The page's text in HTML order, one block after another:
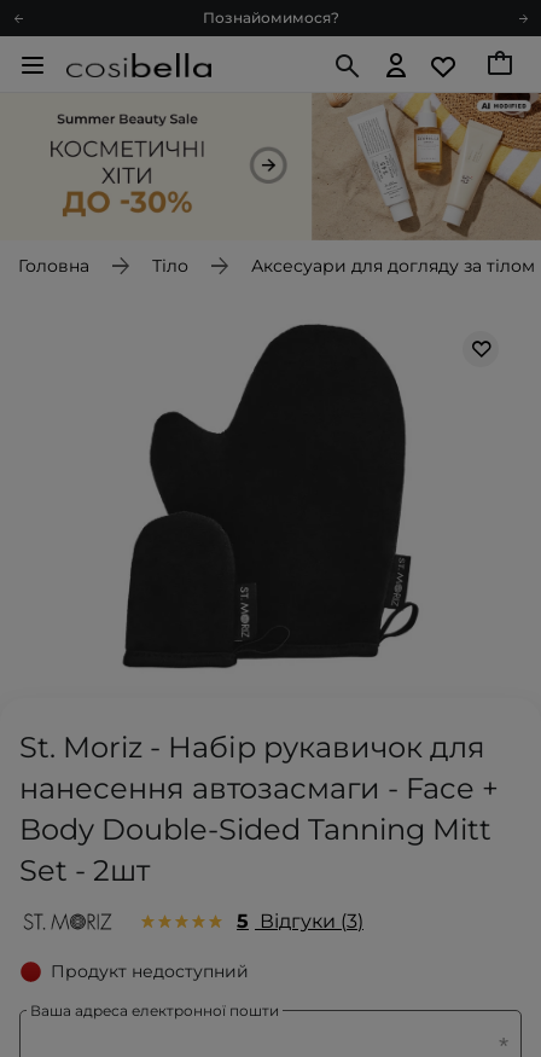
Познайомимося?
Доставка з любов'ю
Рекомендуй нас і отримуй ще більше балів
Запитай косметолога
Доставка з любов'ю
Блог
Головна Тіло Аксесуари для догляду за тілом
St. Moriz - Набір рукавичок для
нанесення автозасмаги - Face +
Body Double-Sided Tanning Mitt
Set - 2шт
5 Відгуки 3
Продукт недоступний
Ваша адреса електронної пошти